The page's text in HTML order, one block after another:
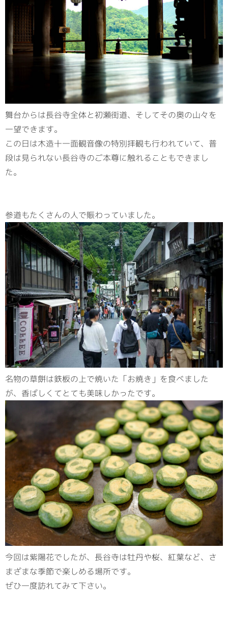
舞台からは長谷寺全体と初瀬街道、そしてその奥の山々を
一望できます。
この日は木造十一面観音像の特別拝観も行われていて、普
段は見られない長谷寺のご本尊に触れることもできまし
た。
参道もたくさんの人で賑わっていました。
名物の草餅は鉄板の上で焼いた「お焼き」を食べました
が、香ばしくてとても美味しかったです。
今回は紫陽花でしたが、長谷寺は牡丹や桜、紅葉など、さ
まざまな季節で楽しめる場所です。
ぜひ一度訪れてみて下さい。